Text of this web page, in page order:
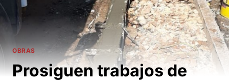
OBRAS
Prosiguen trabajos de